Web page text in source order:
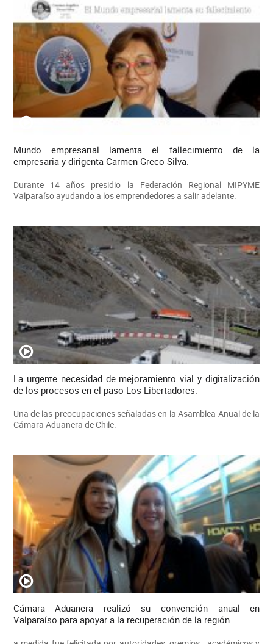
Mundo empresarial lamenta el fallecimiento de la
empresaria y dirigenta Carmen Greco Silva.
Durante 14 años presidio la Federación Regional MIPYME
Valparaíso ayudando a los emprendedores a salir adelante.
La urgente necesidad de mejoramiento vial y digitalización
de los procesos en el paso Los Libertadores.
Una de las preocupaciones señaladas en la Asamblea Anual de la
Cámara Aduanera de Chile.
Cámara Aduanera realizó su convención anual en
Valparaíso para apoyar a la recuperación de la región.